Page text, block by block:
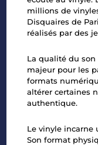
millions de
Disquaires de
réalisés par des
La qualité du
majeur pour les
formats
altérer certaines
authentique.
Le vinyle incarne
Son format